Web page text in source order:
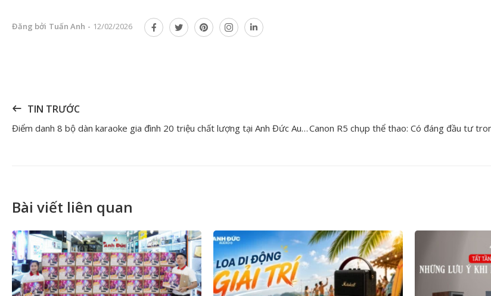
Đăng bởi Tuấn Anh - 12/02/2026
TIN TRƯỚC
Điểm danh 8 bộ dàn karaoke gia đình 20 triệu chất lượng tại Anh Đức AudioCanon R5 chụp thể thao: Có đáng đầu tư
Bài viết liên quan